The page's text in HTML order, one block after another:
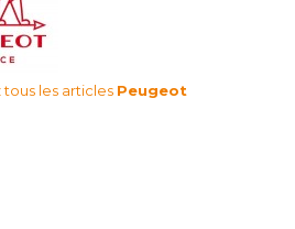
les articles Peugeot